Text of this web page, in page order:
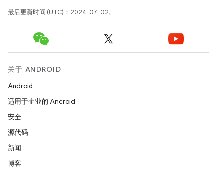
最后更新时间 (UTC)：2024-07-02。
关于 ANDROID
Android
适用于企业的 Android
安全
源代码
新闻
博客